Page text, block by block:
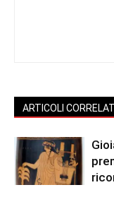
ARTICOLI CORRELATI